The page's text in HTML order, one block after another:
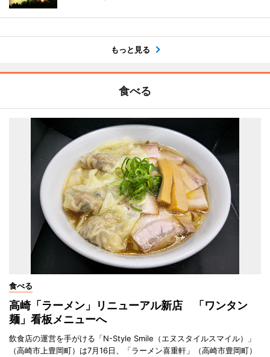
もっと見る
食べる
食べる
高崎「ラーメン」リニューアル新店 「ワンタン
麺」看板メニューへ
飲食店の運営を手がける「N-Style Smile（エヌスタイルスマイル）」
（高崎市上豊岡町）は7月16日、「ラーメン喜重軒」（高崎市豊岡町）